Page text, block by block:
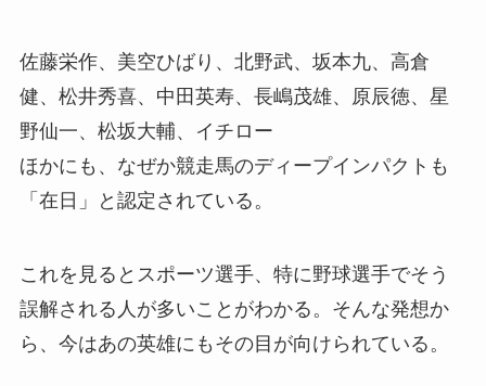
佐藤栄作、美空ひばり、北野武、坂本九、高倉
健、松井秀喜、中田英寿、長嶋茂雄、原辰徳、星
野仙一、松坂大輔、イチロー
ほかにも、なぜか競走馬のディープインパクトも
「在日」と認定されている。
これを見るとスポーツ選手、特に野球選手でそう
誤解される人が多いことがわかる。そんな発想か
ら、今はあの英雄にもその目が向けられている。